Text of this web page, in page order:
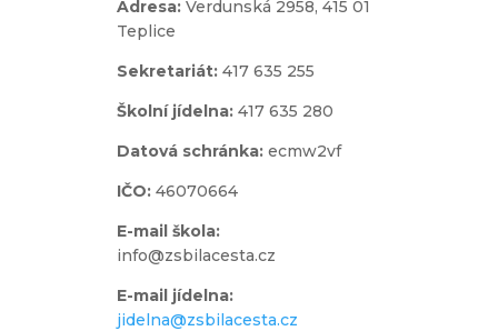
Adresa: Verdunská 2958, 415 01
Teplice
Sekretariát: 417 635 255
Školní jídelna: 417 635 280
Datová schránka: ecmw2vf
IČO: 46070664
E-mail škola:
info@zsbilacesta.cz
E-mail jídelna:
jidelna@zsbilacesta.cz